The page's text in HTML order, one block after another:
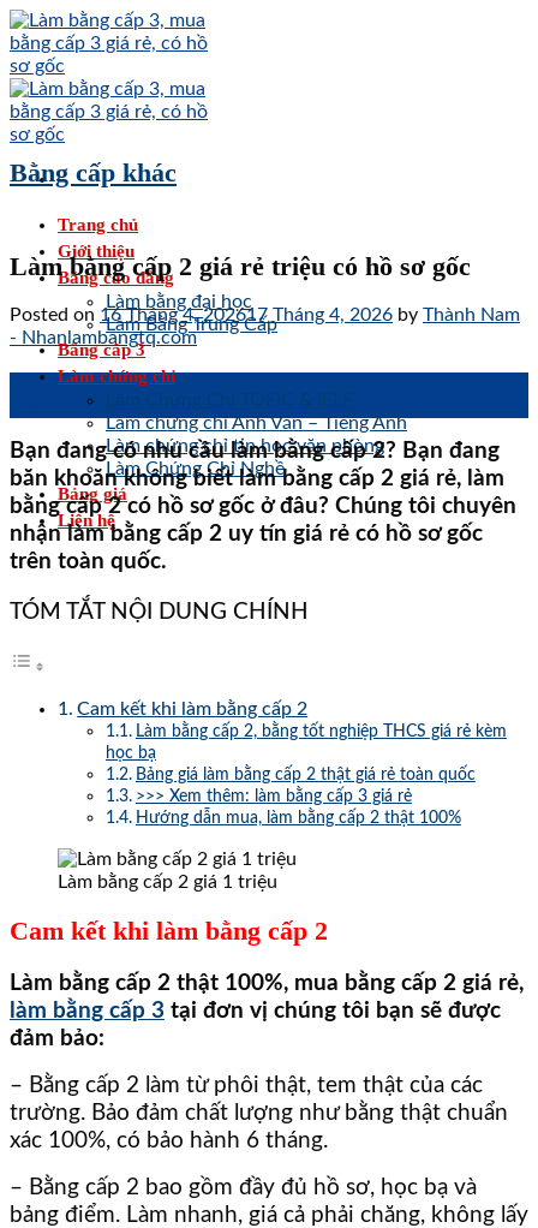
Skip
to
content
Trang chủ
Giới thiệu
Bằng cao đẳng
Làm bằng đại học
Làm Bằng Trung Cấp
Bằng cấp 3
Làm chứng chỉ
Làm Chứng Chỉ TOEIC & IELF
Làm chứng chỉ Anh Văn – Tiếng Anh
Làm chứng chỉ tin học văn phòng
Làm Chứng Chỉ Nghề
Bảng giá
Liên hệ
Bằng cấp khác
Làm bằng cấp 2 giá rẻ triệu có hồ sơ gốc
Posted on 16 Tháng 4, 202617 Tháng 4, 2026 by Thành Nam
- Nhanlambangtq.com
Bạn đang có nhu cầu làm bằng cấp 2? Bạn đang
băn khoăn không biết làm bằng cấp 2 giá rẻ, làm
bằng cấp 2 có hồ sơ gốc ở đâu? Chúng tôi chuyên
nhận làm bằng cấp 2 uy tín giá rẻ có hồ sơ gốc
trên toàn quốc.
TÓM TẮT NỘI DUNG CHÍNH
Cam kết khi làm bằng cấp 2
Làm bằng cấp 2, bằng tốt nghiệp THCS giá rẻ kèm
học bạ
Bảng giá làm bằng cấp 2 thật giá rẻ toàn quốc
>>> Xem thêm: làm bằng cấp 3 giá rẻ
Hướng dẫn mua, làm bằng cấp 2 thật 100%
Làm bằng cấp 2 giá 1 triệu
Cam kết khi làm bằng cấp 2
Làm bằng cấp 2 thật 100%, mua bằng cấp 2 giá rẻ,
làm bằng cấp 3 tại đơn vị chúng tôi bạn sẽ được
đảm bảo:
– Bằng cấp 2 làm từ phôi thật, tem thật của các
trường. Bảo đảm chất lượng như bằng thật chuẩn
xác 100%, có bảo hành 6 tháng.
– Bằng cấp 2 bao gồm đầy đủ hồ sơ, học bạ và
bảng điểm. Làm nhanh, giá cả phải chăng, không lấy